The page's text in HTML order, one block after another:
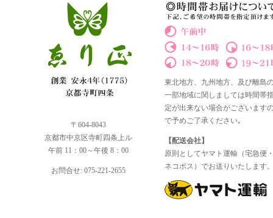
〒604-8043
京都市中京区寺町四条上ル
午前 11：00～午後 8：00
お問合せ: 075-221-2655
東北地方、九州地方、及び離島
一部地域に関しましては時間帯
定が出来ない場合がございます
で予めご了承ください｡
【配送会社】
原則としてヤマト運輸（宅急便
ネコポス）でお送りいたします